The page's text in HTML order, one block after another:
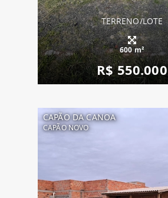
TERRENO/LOTE
600 m²
R$ 550.000
CAPÃO DA CANOA
CAPÃO NOVO